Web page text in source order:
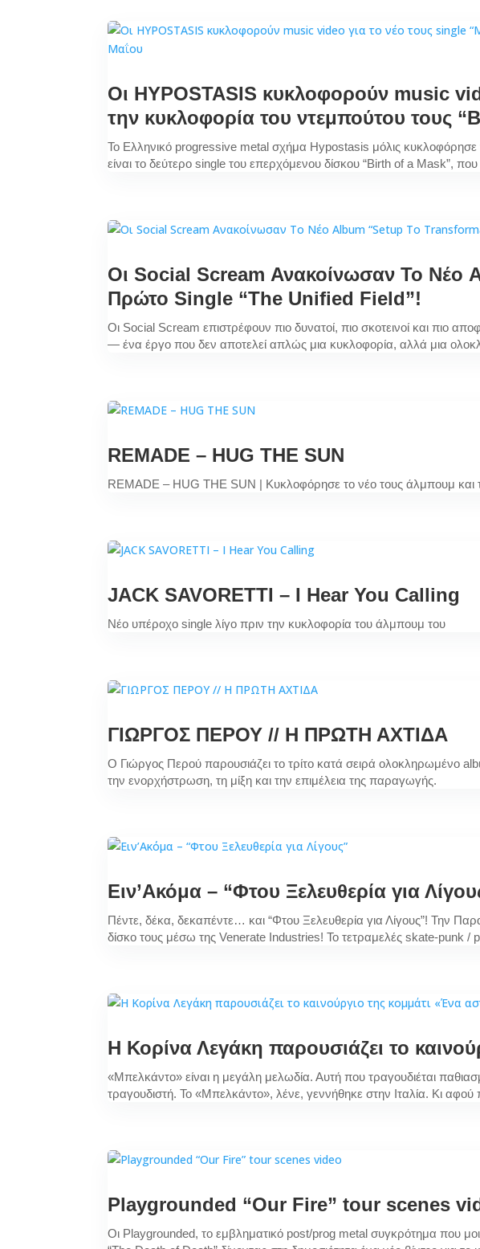
Οι HYPOSTASIS κυκλοφορούν music
την κυκλοφορία του ντεμπούτου τους
Το Ελληνικό progressive metal σχήμα Hypostasis μόλις
είναι το δεύτερο single του επερχόμενου δίσκου “Birth of a Mask”,
Οι Social Scream Ανακοίνωσαν Το Νέο
Πρώτο Single “The Unified Field”!
Οι Social Scream επιστρέφουν πιο δυνατοί, πιο σκοτεινοί και πιο
— ένα έργο που δεν αποτελεί απλώς μια κυκλοφορία, αλλά μια
REMADE – HUG THE SUN
REMADE – HUG THE SUN | Κυκλοφόρησε το νέο τους άλμπουμ και
JACK SAVORETTI – I Hear You Calling
Nέο υπέροχο single λίγο πριν την κυκλοφορία του άλμπουμ του
ΓΙΩΡΓΟΣ ΠΕΡΟΥ // Η ΠΡΩΤΗ ΑΧΤΙΔΑ
Ο Γιώργος Περού παρουσιάζει το τρίτο κατά σειρά ολοκληρωμένο
την ενορχήστρωση, τη μίξη και την επιμέλεια της παραγωγής.
Ειν’Ακόμα – “Φτου Ξελευθερία για
Πέντε, δέκα, δεκαπέντε… και “Φτου Ξελευθερία για Λίγους”! Την
δίσκο τους μέσω της Venerate Industries! Το τετραμελές skate-punk
Η Κορίνα Λεγάκη παρουσιάζει το
«Μπελκάντο» είναι η μεγάλη μελωδία. Αυτή που τραγουδιέται
τραγουδιστή. Το «Μπελκάντο», λένε, γεννήθηκε στην Ιταλία. Κι αφού
Playgrounded “Our Fire” tour scenes
Οι Playgrounded, το εμβληματικό post/prog metal συγκρότημα που